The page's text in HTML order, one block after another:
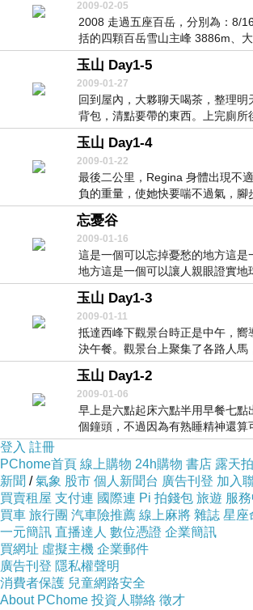
2009-02-05
2008 走過五座百岳，分別為：8/
括的四顆百岳雪山主峰 3886m、大
玉山 Day1-5
2009-01-27
回到屋內，大夥聊天喝茶，整理明
背包，清點要帶的東西。上完廁所
我便...
玉山 Day1-4
2009-01-22
最後二公里，Regina 身體出現不
負的重量，使她快要喘不過氣，腳
忘憂谷
2009-01-16
這是一個可以忘掉憂愁的地方這是
地方這是一個可以讓人親眼證實地
個你...
玉山 Day1-3
2009-01-11
抵達西峰下觀景台時正是中午，嚮
決午餐。觀景台上聚集了各路人馬
休假...
玉山 Day1-2
2009-01-06
早上是六點起床六點半用早餐七點
個鐘頭，不過因為有熟睡精神還算
們抵...
登入 註冊
PChome首頁 線上購物 24h購物 書店 露天
新聞 /氣象 股市 個人新聞台 廣告刊登 加入
買賣租屋 支付連 國際連 Pi 拍錢包 旅遊 服
買車 旅行團 汽車險推薦 線上麻將 雜誌 星座
一元簡訊 直播達人 數位憑證 企業簡訊
買網址 虛擬主機 企業郵件
廣告刊登 隱私權聲明
消費者保護 兒童網路安全
About PChome 投資人聯絡 徵才